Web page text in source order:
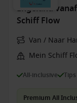
Engeland
Schiff Flow
Van / Naar
Mein Schiff
All-inclusive Tips
Premium All